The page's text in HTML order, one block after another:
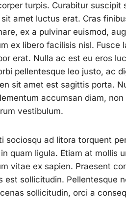
turpis. Curabitur suscipit
amet luctus erat. Cras
ex a pulvinar euismod,
ex libero facilisis nisl. Fusce
erat. Nulla ac est eu eros
pellentesque leo justo, ac
sit amet est sagittis porta.
accumsan diam,
vestibulum.
sociosqu ad litora torquent
quam ligula. Etiam at mollis
vitae ex sapien. Praesent
est sollicitudin. Pellentesque
sollicitudin, orci a